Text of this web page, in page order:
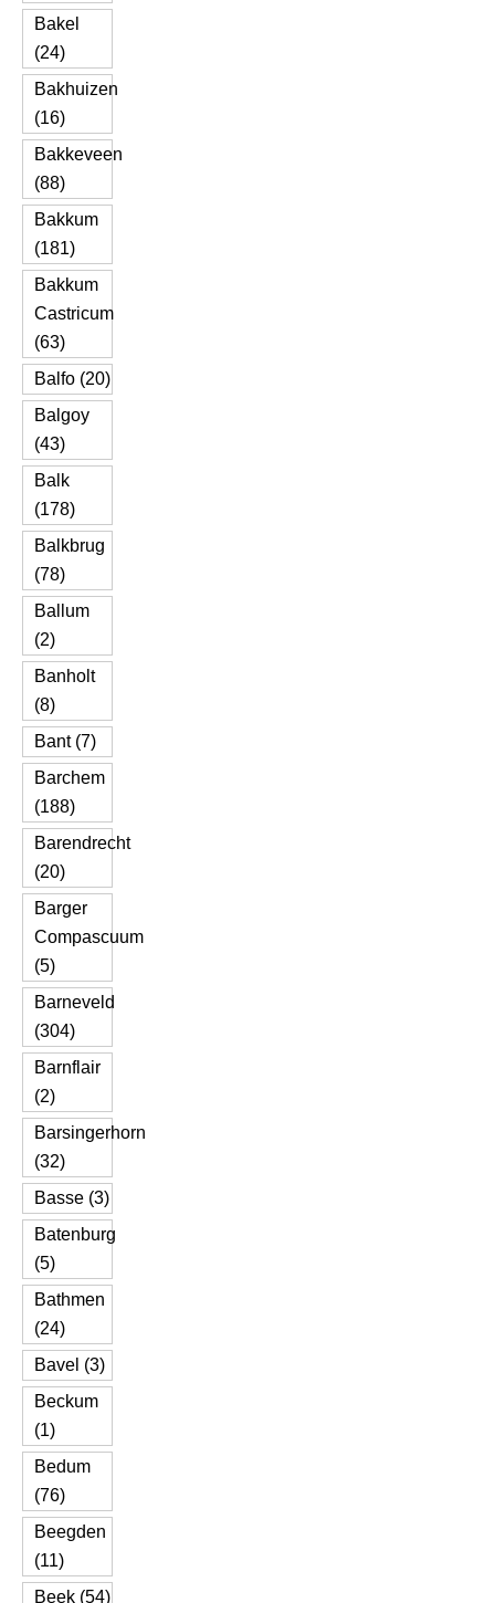
Bakel
(24)
Bakhuizen
(16)
Bakkeveen
(88)
Bakkum
(181)
Bakkum
Castricum
(63)
Balfo (20)
Balgoy
(43)
Balk
(178)
Balkbrug
(78)
Ballum
(2)
Banholt
(8)
Bant (7)
Barchem
(188)
Barendrecht
(20)
Barger
Compascuum
(5)
Barneveld
(304)
Barnflair
(2)
Barsingerhorn
(32)
Basse (3)
Batenburg
(5)
Bathmen
(24)
Bavel (3)
Beckum
(1)
Bedum
(76)
Beegden
(11)
Beek (54)